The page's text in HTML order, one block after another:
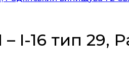
I-16 тип 29,